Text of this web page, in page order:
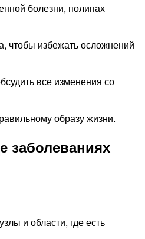
болезни, полипах
чтобы избежать осложнений
все изменения со
образу жизни.
заболеваниях
и области, где есть